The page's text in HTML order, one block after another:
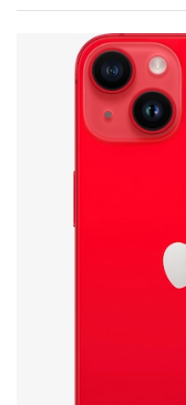
Перейти
зображень